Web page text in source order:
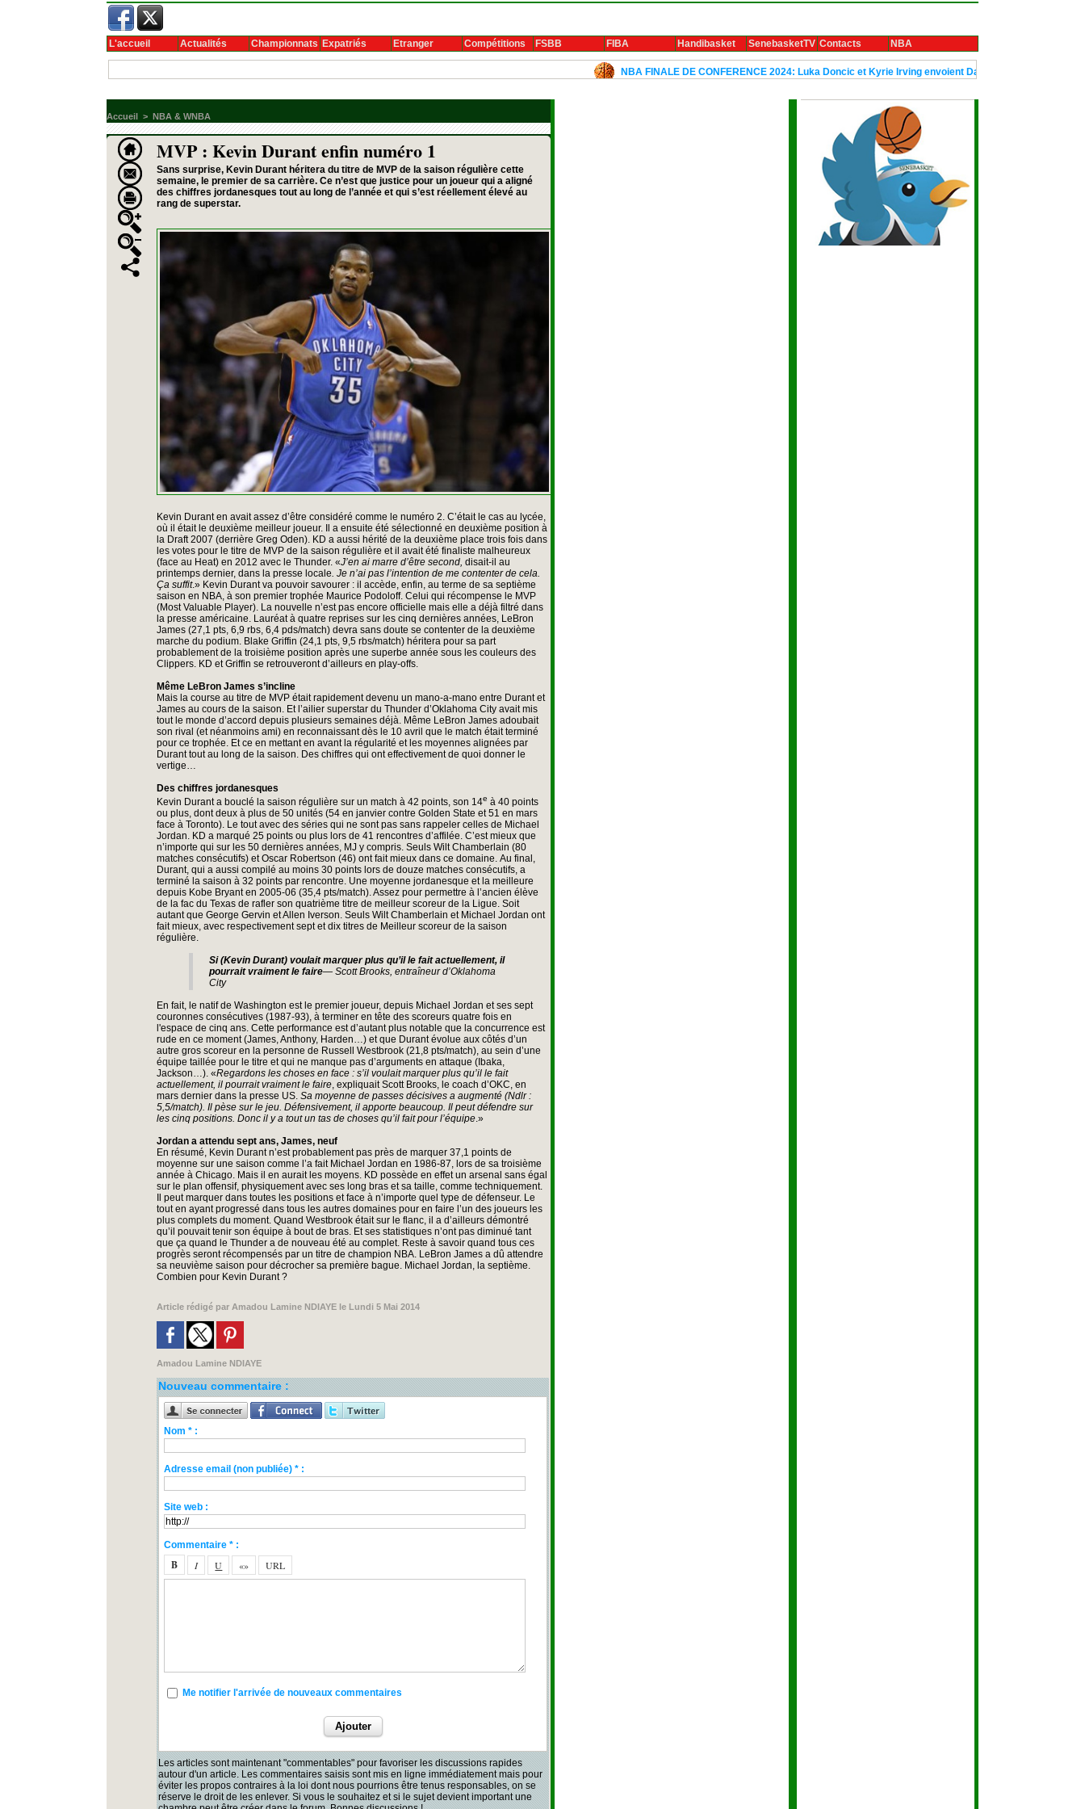
L'accueil Actualités Championnats Expatriés Etranger Compétitions FSBB FIBA Handibasket SenebasketTV Contacts NBA
NBA FINALE DE CONFERENCE 2024: Luka Doncic et Kyrie Irving envoient Dallas en finale
Accueil > NBA & WNBA
MVP : Kevin Durant enfin numéro 1
Sans surprise, Kevin Durant héritera du titre de MVP de la saison régulière cette
semaine, le premier de sa carrière. Ce n’est que justice pour un joueur qui a aligné
des chiffres jordanesques tout au long de l’année et qui s’est réellement élevé au
rang de superstar.
Kevin Durant en avait assez d’être considéré comme le numéro 2. C’était le cas au lycée,
où il était le deuxième meilleur joueur. Il a ensuite été sélectionné en deuxième position à
la Draft 2007 (derrière Greg Oden). KD a aussi hérité de la deuxième place trois fois dans
les votes pour le titre de MVP de la saison régulière et il avait été finaliste malheureux
(face au Heat) en 2012 avec le Thunder. «J’en ai marre d’être second,disait-il au
printemps dernier, dans la presse locale . Je n’ai pas l’intention de me contenter de cela.
Ça suffit.» Kevin Durant va pouvoir savourer : il accède, enfin, au terme de sa septième
saison en NBA, à son premier trophée Maurice Podoloff. Celui qui récompense le MVP
(Most Valuable Player). La nouvelle n’est pas encore officielle mais elle a déjà filtré dans
la presse américaine. Lauréat à quatre reprises sur les cinq dernières années, LeBron
James (27,1 pts, 6,9 rbs, 6,4 pds/match) devra sans doute se contenter de la deuxième
marche du podium. Blake Griffin (24,1 pts, 9,5 rbs/match) héritera pour sa part
probablement de la troisième position après une superbe année sous les couleurs des
Clippers. KD et Griffin se retrouveront d’ailleurs en play-offs.
Même LeBron James s’incline
Mais la course au titre de MVP était rapidement devenu un mano-a-mano entre Durant et
James au cours de la saison. Et l’ailier superstar du Thunder d’Oklahoma City avait mis
tout le monde d’accord depuis plusieurs semaines déjà. Même LeBron James adoubait
son rival (et néanmoins ami) en reconnaissant dès le 10 avril que le match était terminé
pour ce trophée. Et ce en mettant en avant la régularité et les moyennes alignées par
Durant tout au long de la saison. Des chiffres qui ont effectivement de quoi donner le
vertige…
Des chiffres jordanesques
Kevin Durant a bouclé la saison régulière sur un match à 42 points, son 14e à 40 points
ou plus, dont deux à plus de 50 unités (54 en janvier contre Golden State et 51 en mars
face à Toronto). Le tout avec des séries qui ne sont pas sans rappeler celles de Michael
Jordan. KD a marqué 25 points ou plus lors de 41 rencontres d’affilée. C’est mieux que
n’importe qui sur les 50 dernières années, MJ y compris. Seuls Wilt Chamberlain (80
matches consécutifs) et Oscar Robertson (46) ont fait mieux dans ce domaine. Au final,
Durant, qui a aussi compilé au moins 30 points lors de douze matches consécutifs, a
terminé la saison à 32 points par rencontre. Une moyenne jordanesque et la meilleure
depuis Kobe Bryant en 2005-06 (35,4 pts/match). Assez pour permettre à l’ancien élève
de la fac du Texas de rafler son quatrième titre de meilleur scoreur de la Ligue. Soit
autant que George Gervin et Allen Iverson. Seuls Wilt Chamberlain et Michael Jordan ont
fait mieux, avec respectivement sept et dix titres de Meilleur scoreur de la saison
régulière.
Si (Kevin Durant) voulait marquer plus qu’il le fait actuellement, il
pourrait vraiment le faire— Scott Brooks, entraîneur d’Oklahoma
City
En fait, le natif de Washington est le premier joueur, depuis Michael Jordan et ses sept
couronnes consécutives (1987-93), à terminer en tête des scoreurs quatre fois en
l'espace de cinq ans. Cette performance est d’autant plus notable que la concurrence est
rude en ce moment (James, Anthony, Harden…) et que Durant évolue aux côtés d’un
autre gros scoreur en la personne de Russell Westbrook (21,8 pts/match), au sein d’une
équipe taillée pour le titre et qui ne manque pas d’arguments en attaque (Ibaka,
Jackson…). «Regardons les choses en face : s’il voulait marquer plus qu’il le fait
actuellement, il pourrait vraiment le faire , expliquait Scott Brooks, le coach d’OKC, en
mars dernier dans la presse US.Sa moyenne de passes décisives a augmenté (Ndlr :
5,5/match). Il pèse sur le jeu. Défensivement, il apporte beaucoup. Il peut défendre sur
les cinq positions. Donc il y a tout un tas de choses qu’il fait pour l’équipe .»
Jordan a attendu sept ans, James, neuf
En résumé, Kevin Durant n’est probablement pas près de marquer 37,1 points de
moyenne sur une saison comme l’a fait Michael Jordan en 1986-87, lors de sa troisième
année à Chicago. Mais il en aurait les moyens. KD possède en effet un arsenal sans égal
sur le plan offensif, physiquement avec ses long bras et sa taille, comme techniquement.
Il peut marquer dans toutes les positions et face à n’importe quel type de défenseur. Le
tout en ayant progressé dans tous les autres domaines pour en faire l’un des joueurs les
plus complets du moment. Quand Westbrook était sur le flanc, il a d’ailleurs démontré
qu’il pouvait tenir son équipe à bout de bras. Et ses statistiques n’ont pas diminué tant
que ça quand le Thunder a de nouveau été au complet. Reste à savoir quand tous ces
progrès seront récompensés par un titre de champion NBA. LeBron James a dû attendre
sa neuvième saison pour décrocher sa première bague. Michael Jordan, la septième.
Combien pour Kevin Durant ?
Article rédigé par Amadou Lamine NDIAYE le Lundi 5 Mai 2014
Amadou Lamine NDIAYE
Nouveau commentaire :
Nom * :
Adresse email (non publiée) * :
Site web :
Commentaire * :
Me notifier l'arrivée de nouveaux commentaires
Les articles sont maintenant "commentables" pour favoriser les discussions rapides
autour d'un article. Les commentaires saisis sont mis en ligne immédiatement mais pour
éviter les propos contraires à la loi dont nous pourrions être tenus responsables, on se
réserve le droit de les enlever. Si vous le souhaitez et si le sujet devient important une